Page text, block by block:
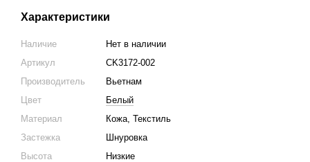
Характеристики
Наличие
Нет в наличии
Артикул
CK3172-002
Производитель
Вьетнам
Цвет
Белый
Материал
Кожа, Текстиль
Застежка
Шнуровка
Высота
Низкие